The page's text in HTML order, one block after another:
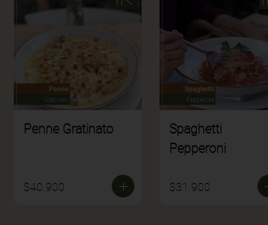
Penne Gratinato
$40.900
Spaghetti
Pepperoni
$31.900